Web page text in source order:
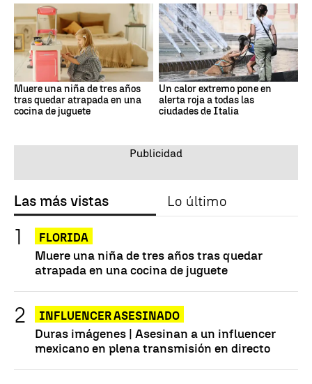
Muere una niña de tres años
tras quedar atrapada en una
cocina de juguete
Un calor extremo pone en
alerta roja a todas las
ciudades de Italia
Las más vistas Lo último
FLORIDA
Muere una niña de tres años tras quedar
atrapada en una cocina de juguete
INFLUENCER ASESINADO
Duras imágenes | Asesinan a un influencer
mexicano en plena transmisión en directo